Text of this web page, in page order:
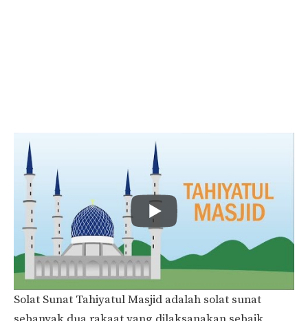
Solat Sunat Tahiyatul Masjid adalah solat sunat